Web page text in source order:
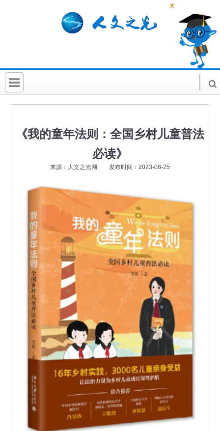
首 页
《我的童年法则：全国乡村儿童普法
必读》
来源：人文之光网 发布时间：2023-08-25